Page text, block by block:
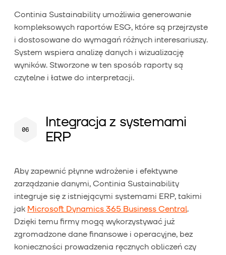
Continia Sustainability umożliwia generowanie
kompleksowych raportów ESG, które są przejrzyste
i dostosowane do wymagań różnych interesariuszy.
System wspiera analizę danych i wizualizację
wyników. Stworzone w ten sposób raporty są
czytelne i łatwe do interpretacji.
Integracja z systemami
ERP
Aby zapewnić płynne wdrożenie i efektywne
zarządzanie danymi, Continia Sustainability
integruje się z istniejącymi systemami ERP, takimi
jak Microsoft Dynamics 365 Business Central.
Dzięki temu firmy mogą wykorzystywać już
zgromadzone dane finansowe i operacyjne, bez
konieczności prowadzenia ręcznych obliczeń czy